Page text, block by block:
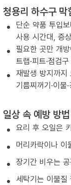
청용리 하수구
단순 약품 투입
사용 시간대, 증
필요한 곳만 개
트랩·피트·점검
재발생 방지까지
기름찌꺼기·이
일상 속 예방 방법
요리 후 오일은
머리카락이나
장기간 비우는
세탁기는 이물